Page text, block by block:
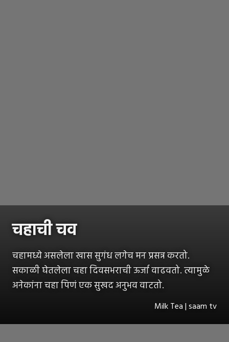
चहाची चव
चहामध्ये असलेला खास सुगंध लगेच मन प्रसन्न करतो.
सकाळी घेतलेला चहा दिवसभराची ऊर्जा वाढवतो. त्यामुळे
अनेकांना चहा पिणं एक सुखद अनुभव वाटतो.
Milk Tea | saam tv